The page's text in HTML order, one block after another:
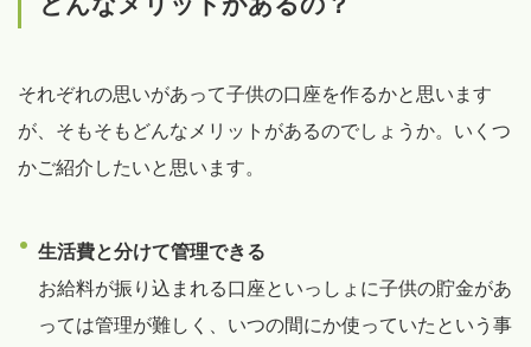
それぞれの思いがあって子供の口座を作るかと思います
が、そもそもどんなメリットがあるのでしょうか。いくつ
かご紹介したいと思います。
生活費と分けて管理できる
お給料が振り込まれる口座といっしょに子供の貯金があ
っては管理が難しく、いつの間にか使っていたという事